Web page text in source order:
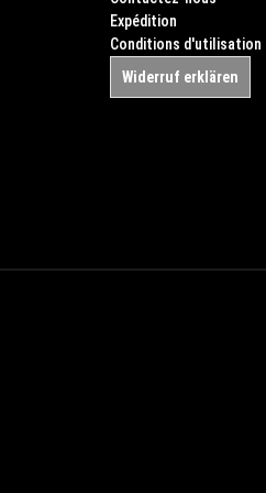
Expédition
Conditions d'utilisation
Widerruf erklären